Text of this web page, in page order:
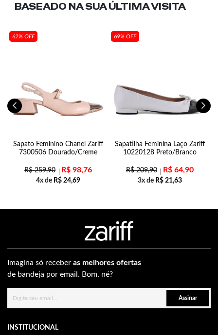
BASEADO NA SUAÚLTIMA VISITA
62% OFF
Sapato Feminino Chanel Zariff
7300506 Dourado/Creme
R$259,90 R$ 98,76
4x de R$ 24,69
69% OFF
Sapatilha Feminina Laço Zariff
10220128 Preto/Branco
R$209,90 R$ 64,90
3x de R$ 21,63
Imagina só receber as melhores ofertas
de bandeja por email. Bom, né?
Assinar
INSTITUCIONAL